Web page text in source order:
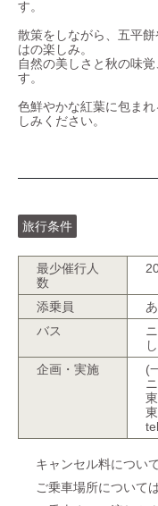
す。
散策をしながら、五平
はの楽しみ。
自然の美しさと秋の味
す。
色鮮やかな紅葉に包ま
しみください。
旅行条件
最少催行人
数
添乗員
バス
企画・実施
(
キャンセル料につい
ご乗車場所について